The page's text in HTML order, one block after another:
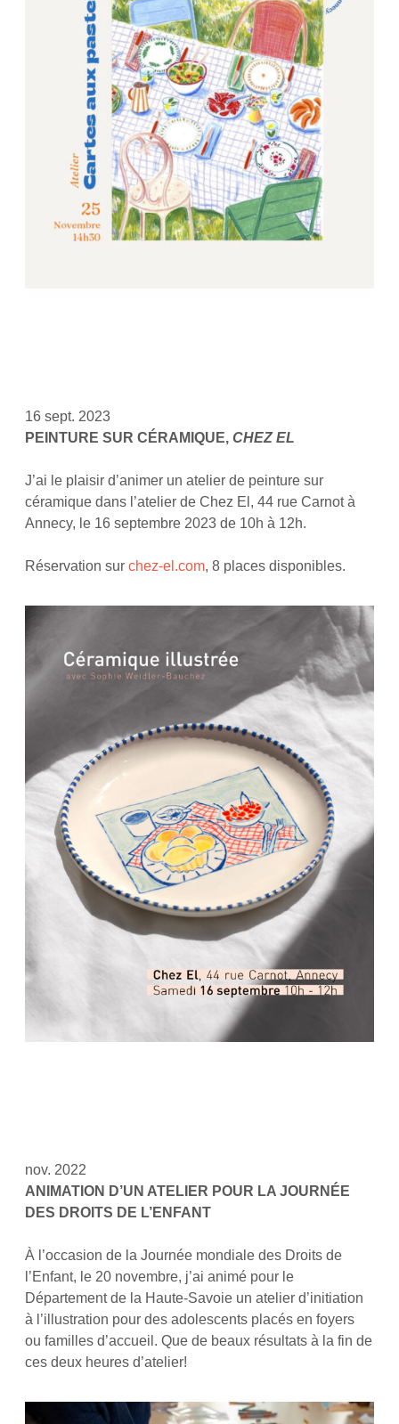
16 sept. 2023
PEINTURE SUR CÉRAMIQUE,CHEZ EL
J’ai le plaisir d’animer un atelier de peinture sur
céramique dans l’atelier de Chez El, 44 rue Carnot à
Annecy, le 16 septembre 2023 de 10h à 12h.
Réservation surchez-el.com, 8 places disponibles.
nov. 2022
ANIMATION D’UN ATELIER POUR LA JOURNÉE
DES DROITS DE L’ENFANT
À l’occasion de la Journée mondiale des Droits de
l’Enfant, le 20 novembre, j’ai animé pour le
Département de la Haute-Savoie un atelier d’initiation
à l’illustration pour des adolescents placés en foyers
ou familles d’accueil. Que de beaux résultats à la fin de
ces deux heures d’atelier!